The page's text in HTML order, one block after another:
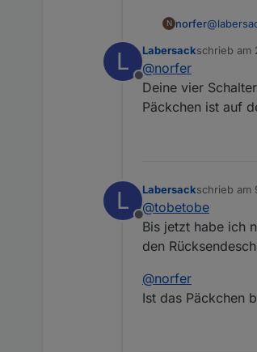
N norfer@
L
Offline
Labersackschrieb am
zuletzt
@norfer
Deine vier
Päckchen ist auf
L
Offline
Labersackschrieb am
zuletzt
@tobetobe
Bis jetzt habe ich
den
@norfer
Ist das Päckchen